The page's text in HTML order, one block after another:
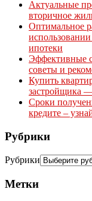
Актуальные
вторичное
Оптимальное
ипотеки
Эффективные
советы и
Купить
застройщика
Сроки
кредите –
Рубрики
Рубрики
Метки